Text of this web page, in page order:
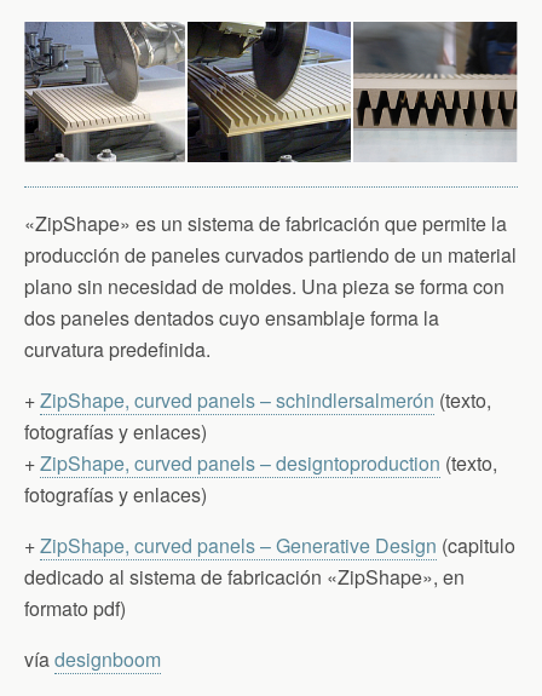
«ZipShape» es un sistema de fabricación que permite la
producción de paneles curvados partiendo de un material
plano sin necesidad de moldes. Una pieza se forma con
dos paneles dentados cuyo ensamblaje forma la
curvatura predefinida.
+ZipShape, curved panels – schindlersalmerón (texto,
fotografías y enlaces)
+ZipShape, curved panels – designtoproduction (texto,
fotografías y enlaces)
+ZipShape, curved panels – Generative Design (capitulo
dedicado al sistema de fabricación «ZipShape», en
formato pdf)
víadesignboom